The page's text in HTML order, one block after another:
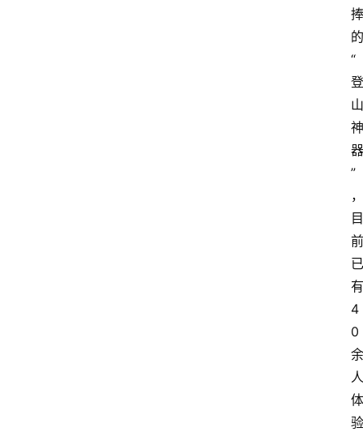
捧
的
“
登
山
神
器
”
，
目
前
已
有
4
0
余
人
体
验